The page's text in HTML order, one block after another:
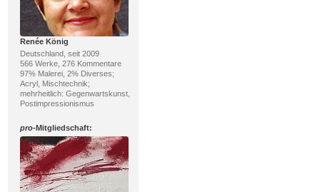
Renée König
Deutschland, seit 2009
566 Werke, 276 Kommentare
97% Malerei, 2% Diverses;
Acryl, Mischtechnik;
mehrheitlich: Gegenwartskunst,
Postimpressionismus
pro-Mitgliedschaft: